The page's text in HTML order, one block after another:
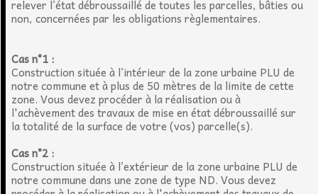
relever l’état débroussaillé de toutes les parcelles, bâties ou
non, concernées par les obligations règlementaires.
Cas n°1 :
Construction située à l’intérieur de la zone urbaine PLU de
notre commune et à plus de 50 mètres de la limite de cette
zone. Vous devez procéder à la réalisation ou à
l'achèvement des travaux de mise en état débroussaillé sur
la totalité de la surface de votre (vos) parcelle(s).
Cas n°2 :
Construction située à l’extérieur de la zone urbaine PLU de
notre commune dans une zone de type ND. Vous devez